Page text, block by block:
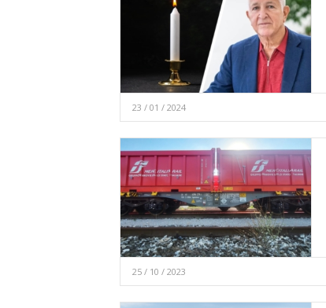
23 / 01 / 2024
25 / 10 / 2023